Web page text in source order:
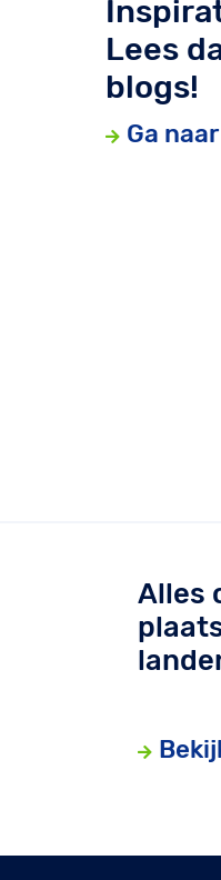
Lees
blogs!
Ga
Alles